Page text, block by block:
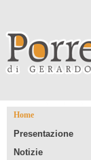
Home
Presentazione
Notizie